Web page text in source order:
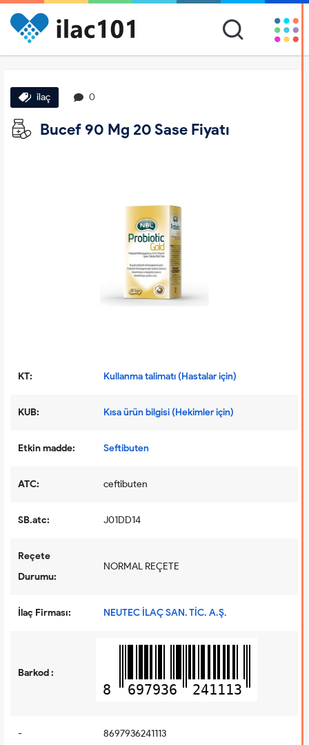
ilaç 0
Bucef 90 Mg 20 Sase Fiyatı
KT: Kullanma talimatı (Hastalar için)
KUB: Kısa ürün bilgisi (Hekimler için)
Etkin madde: Seftibuten
ATC: ceftibuten
SB.atc: J01DD14
Reçete
Durumu:
NORMAL REÇETE
İlaç Firması: NEUTEC İLAÇ SAN. TİC. A.Ş.
Barkod :
8 697936 241113
- 8697936241113